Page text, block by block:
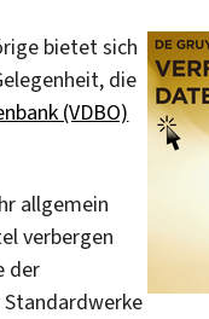
bietet sich
die
(VDBO)
allgemein
verbergen
der